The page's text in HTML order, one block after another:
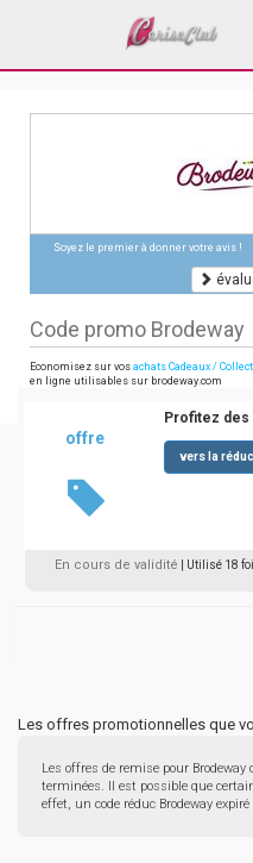
Soyez le premier à donner votre avis !
Code promo Brodeway
Economisez sur vos achats Cadeaux /
en ligne utilisables sur brodeway.com
offre
Profitez
vers la
En cours de validité | Utilisé 18
Les offres promotionnelles que
Les offres de remise pour
terminées. Il est possible que
effet, un code réduc Brodeway